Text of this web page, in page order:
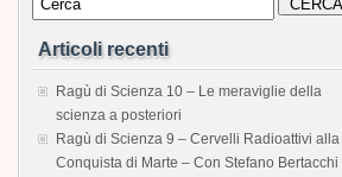
Articoli recenti
Ragù di Scienza 10 – Le meraviglie della
scienza a posteriori
Ragù di Scienza 9 – Cervelli Radioattivi alla
Conquista di Marte – Con Stefano Bertacchi